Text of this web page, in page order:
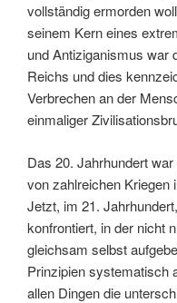
vollständig ermorden
seinem Kern eines
und Antiziganismus war
Reichs und dies
Verbrechen an der
einmaliger
Das 20. Jahrhundert
von zahlreichen Kriegen
Jetzt, im 21.
konfrontiert, in der nicht
gleichsam selbst
Prinzipien systematisch
allen Dingen die